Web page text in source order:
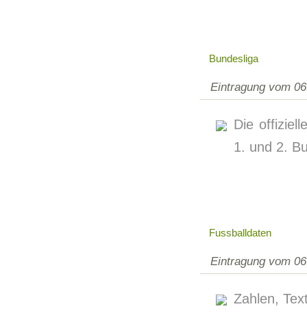
Bundesliga
Eintragung vom
Die
1. und 2.
Fussballdaten
Eintragung vom
Zahlen,